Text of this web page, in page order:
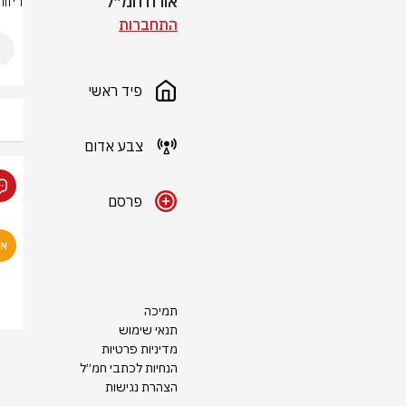
התחברות
פיד ראשי
צבע אדום
פרסם
תמיכה
תנאי שימוש
מדיניות פרטיות
הנחיות לכתבי חמ״ל
הצהרת נגישות